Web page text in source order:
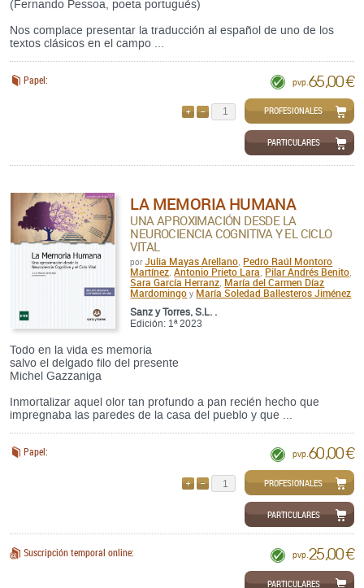
(Fernando Pessoa, poeta portugués)
Nos complace presentar la traducción al español de uno de los
textos clásicos en el campo ...
Papel: pvp. 65,00 €
QUITARPROFESIONALES
PARTICULARES
LA MEMORIA HUMANA
UNA APROXIMACIÓN DESDE LA
NEUROCIENCIA COGNITIVA Y EL CICLO
VITAL
porJulia Mayas Arellano Pedro Raúl Montoro
Martínez ,Antonio Prieto Lara Pilar Andrés Benito
Sara García Herranz María del Carmen Díaz
Mardomingo y María Soledad Ballesteros Jiménez
Sanz y Torres, S.L. .
Edición: 1ª 2023
Todo en la vida es memoria
salvo el delgado filo del presente
Michel Gazzaniga
Inmortalizar aquel olor tan profundo a pan recién hecho que
impregnaba las paredes de la casa del pueblo y que ...
Papel: pvp. 60,00 €
QUITARPROFESIONALES
PARTICULARES
Suscripción temporal online: pvp. 25,00 €
PARTICULARES